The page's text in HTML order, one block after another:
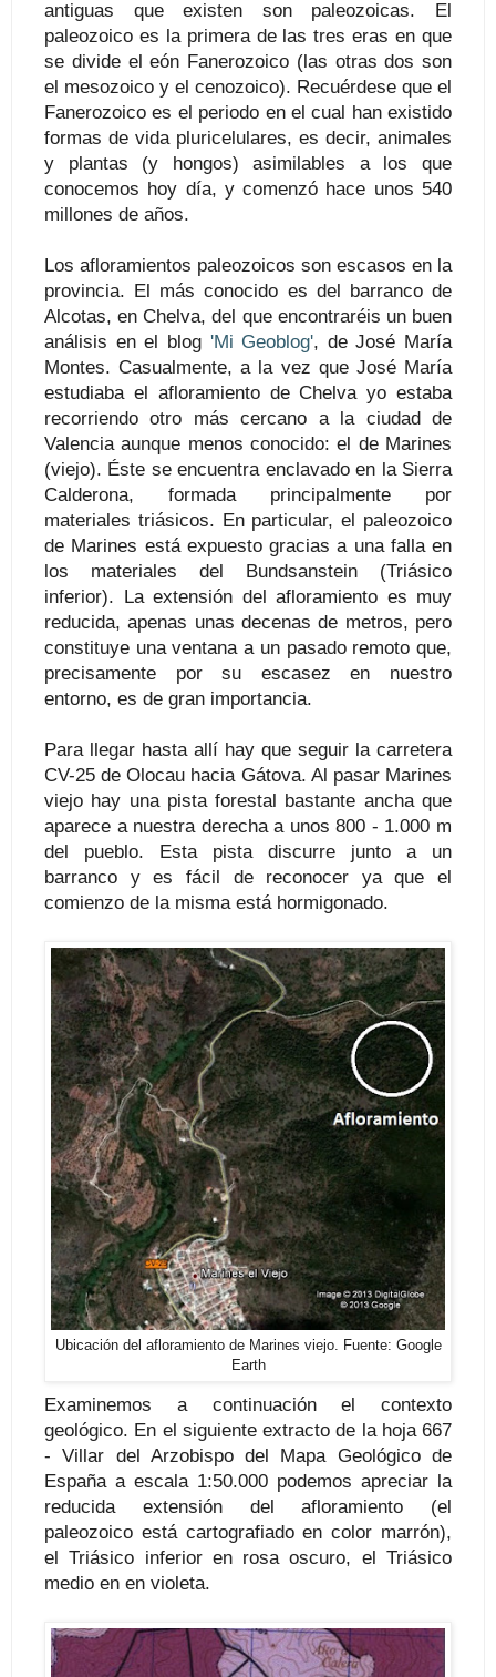
antiguas que existen son paleozoicas. El
paleozoico es la primera de las tres eras en que
se divide el eón Fanerozoico (las otras dos son
el mesozoico y el cenozoico). Recuérdese que el
Fanerozoico es el periodo en el cual han existido
formas de vida pluricelulares, es decir, animales
y plantas (y hongos) asimilables a los que
conocemos hoy día, y comenzó hace unos 540
millones de años.
Los afloramientos paleozoicos son escasos en la
provincia. El más conocido es del barranco de
Alcotas, en Chelva, del que encontraréis un buen
análisis en el blog 'Mi Geoblog', de José María
Montes. Casualmente, a la vez que José María
estudiaba el afloramiento de Chelva yo estaba
recorriendo otro más cercano a la ciudad de
Valencia aunque menos conocido: el de Marines
(viejo). Éste se encuentra enclavado en la Sierra
Calderona, formada principalmente por
materiales triásicos. En particular, el paleozoico
de Marines está expuesto gracias a una falla en
los materiales del Bundsanstein (Triásico
inferior). La extensión del afloramiento es muy
reducida, apenas unas decenas de metros, pero
constituye una ventana a un pasado remoto que,
precisamente por su escasez en nuestro
entorno, es de gran importancia.
Para llegar hasta allí hay que seguir la carretera
CV-25 de Olocau hacia Gátova. Al pasar Marines
viejo hay una pista forestal bastante ancha que
aparece a nuestra derecha a unos 800 - 1.000 m
del pueblo. Esta pista discurre junto a un
barranco y es fácil de reconocer ya que el
comienzo de la misma está hormigonado.
Ubicación del afloramiento de Marines viejo. Fuente: Google
Earth
Examinemos acontinuación el contexto
geológico. En el siguiente extracto de la hoja 667
- Villar del Arzobispo del Mapa Geológico de
España a escala 1:50.000 podemos apreciar la
reducida extensión del afloramiento (el
paleozoico está cartografiado en color marrón),
el Triásico inferior en rosa oscuro, el Triásico
medio en en violeta.